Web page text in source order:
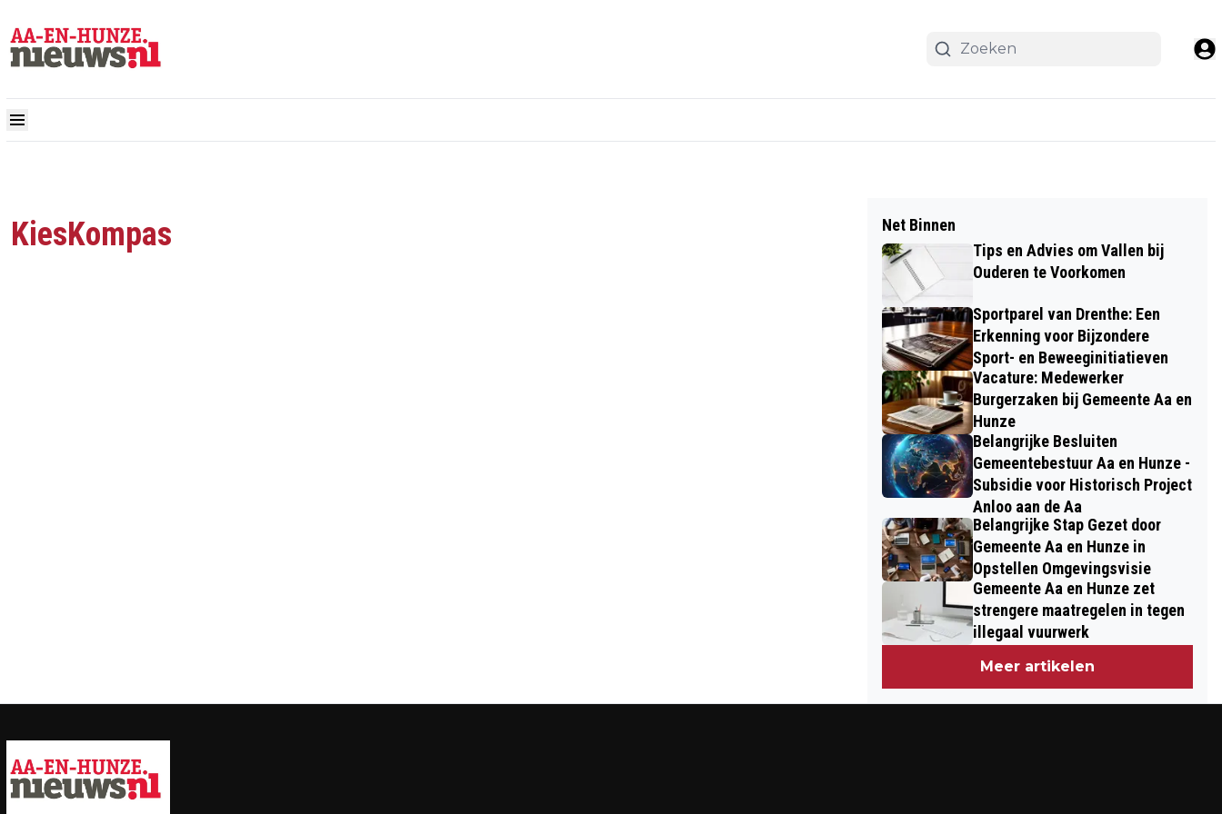
KiesKompas
Net Binnen
Tips en Advies om Vallen bij
Ouderen te Voorkomen
Sportparel van Drenthe: Een
Erkenning voor Bijzondere
Sport- en Beweeginitiatieven
Vacature: Medewerker
Burgerzaken bij Gemeente Aa en
Hunze
Belangrijke Besluiten
Gemeentebestuur Aa en Hunze -
Subsidie voor Historisch Project
Anloo aan de Aa
Belangrijke Stap Gezet door
Gemeente Aa en Hunze in
Opstellen Omgevingsvisie
Gemeente Aa en Hunze zet
strengere maatregelen in tegen
illegaal vuurwerk
Meer artikelen